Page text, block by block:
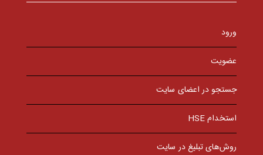
ورود
عضویت
جستجو در اعضای سایت
استخدام HSE
روش‌های تبلیغ در سایت